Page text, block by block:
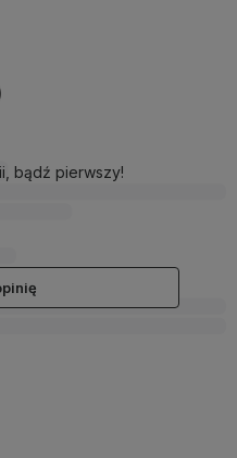
bądź pierwszy!